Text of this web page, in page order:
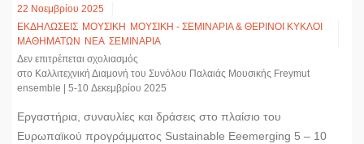
22 Νοεμβρίου 2025
ΕΚΔΗΛΩΣΕΙΣ ΜΟΥΣΙΚΗ
ΜΟΥΣΙΚΗ - ΣΕΜΙΝΑΡΙΑ & ΘΕΡΙΝΟΙ ΚΥΚΛΟΙ
ΜΑΘΗΜΑΤΩΝ
ΝΕΑ ΣΕΜΙΝΑΡΙΑ
Δεν επιτρέπεται σχολιασμός
στο Καλλιτεχνική Διαμονή του Συνόλου Παλαιάς Μουσικής Freymut
ensemble | 5-10 Δεκεμβρίου 2025
Εργαστήρια, συναυλίες και δράσεις στο πλαίσιo του
Ευρωπαϊκού προγράμματος Sustainable Eeemerging 5 – 10